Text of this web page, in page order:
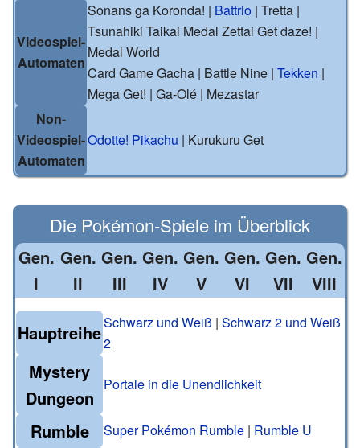
Videospiel-
Automaten
Sonans ga Koronda! | Battrio | Tretta |
Tsunahiki Taikai Medal Zettai Get daze! |
Medal World
Card Game Gacha | Battle Nine | Tekken |
Mega Get! | Ga-Olé | Mezastar
Non-
Videospiel-
Automaten
Odotte! Pikachu | Kurukuru Get
Die Pokémon-Spiele im Überblick
Gen.
I
Gen.
II
Gen.
III
Gen.
IV
Gen.
V
Gen.
VI
Gen.
VII
Gen.
VIII
HauptreiheSchwarz und Weiß | Schwarz 2 und Weiß
2
Mystery
Dungeon
Portale in die Unendlichkeit
Rumble Super Pokémon Rumble | Rumble U